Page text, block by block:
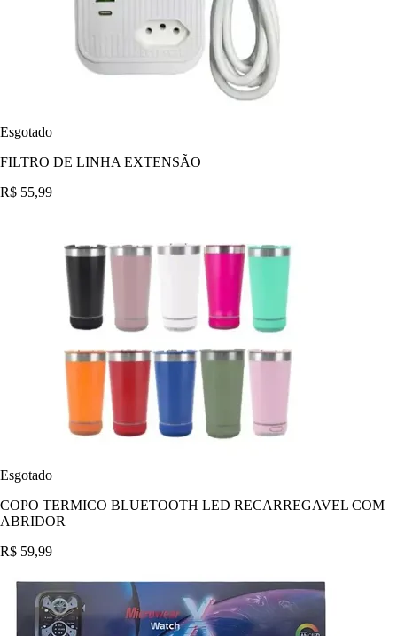
Esgotado
FILTRO DE LINHA EXTENSÃO
R$ 55,99
Esgotado
COPO TERMICO BLUETOOTH LED RECARREGAVEL COM
ABRIDOR
R$ 59,99